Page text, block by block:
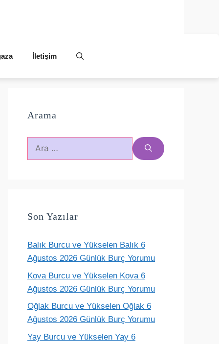
İletişim
Günlük yorum
Akrep
Günlük yorum
Yay
Günlük yorum
Arama
için
Son Yazılar
Balık Burcu ve Yükselen Balık 6
Ağustos 2026 Günlük Burç Yorumu
Kova Burcu ve Yükselen Kova 6
Ağustos 2026 Günlük Burç Yorumu
Oğlak Burcu ve Yükselen Oğlak 6
Ağustos 2026 Günlük Burç Yorumu
Yay Burcu ve Yükselen Yay 6